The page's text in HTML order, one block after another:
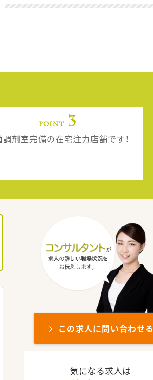
調剤室完備の在宅注力店舗です！
この求人に問い合わせる
気になる求人は